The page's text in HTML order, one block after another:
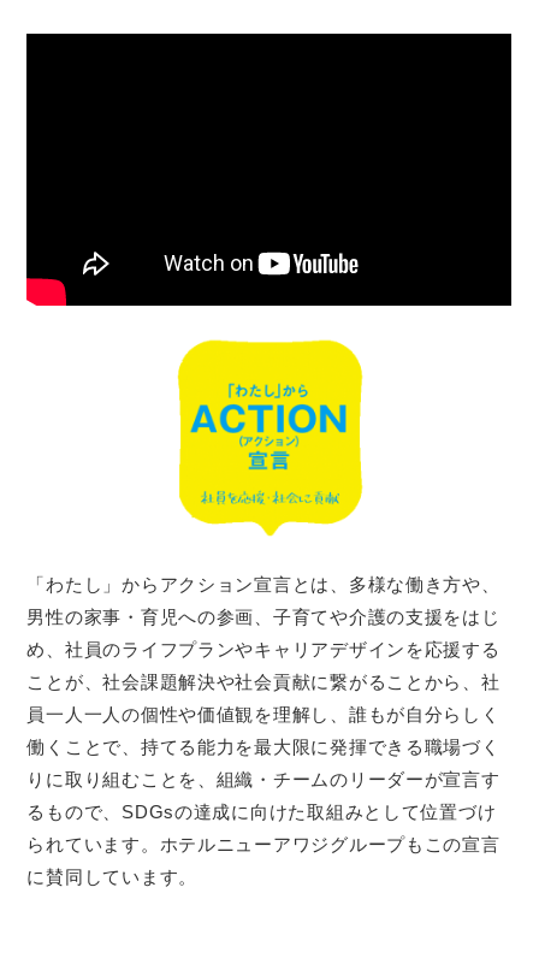
「わたし」からアクション宣言とは、多様な働き方や、
男性の家事・育児への参画、子育てや介護の支援をはじ
め、社員のライフプランやキャリアデザインを応援する
ことが、社会課題解決や社会貢献に繋がることから、社
員一人一人の個性や価値観を理解し、誰もが自分らしく
働くことで、持てる能力を最大限に発揮できる職場づく
りに取り組むことを、組織・チームのリーダーが宣言す
るもので、SDGsの達成に向けた取組みとして位置づけ
られています。ホテルニューアワジグループもこの宣言
に賛同しています。